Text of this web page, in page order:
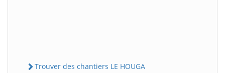
Trouver des chantiers LE HOUGA